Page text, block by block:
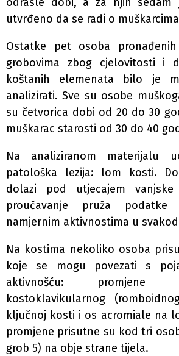
utvrđeno da se radi o
Ostatke pet osoba
grobovima zbog cjelovitosti i
koštanih elemenata bilo je
analizirati. Sve su osobe
su četvorica dobi od 20 do 30
muškarac starosti od 30 do 40
Na analiziranom materijalu
patološka lezija: lom kosti.
dolazi pod utjecajem
proučavanje pruža
namjernim aktivnostima u
Na kostima nekoliko osoba
koje se mogu povezati s
aktivnošću: promjene
kostoklavikularnog
ključnoj kosti i os acromiale na
promjene prisutne su kod tri
grob 5) na obje strane tijela.